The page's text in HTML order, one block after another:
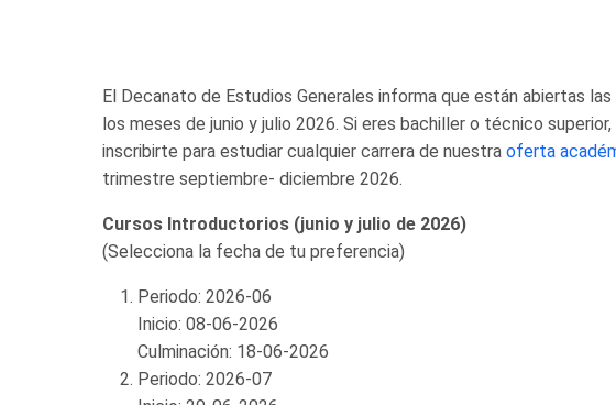
El Decanato de Estudios Generales informa que están abiertas
los meses de junio y julio 2026. Si eres bachiller o técnico
inscribirte para estudiar cualquier carrera de nuestraoferta
trimestre septiembre- diciembre 2026.
Cursos Introductorios (junio y julio de 2026)
(Selecciona la fecha de tu preferencia)
Periodo: 2026-06
Inicio: 08-06-2026
Culminación: 18-06-2026
Periodo: 2026-07